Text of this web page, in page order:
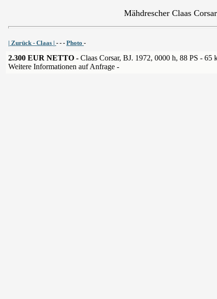
Mähdrescher Claas Corsar
| Zurück - Claas | - - - Photo -
2.300 EUR NETTO - Claas Corsar, BJ. 1972, 0000 h, 88 PS - 65
Weitere Informationen auf Anfrage -